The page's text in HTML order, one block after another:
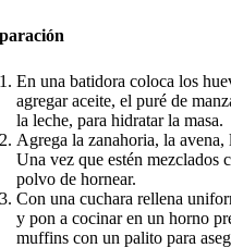
En una batidora coloca los
agregar aceite, el puré de
la leche, para hidratar la masa.
Agrega la zanahoria, la
Una vez que estén mezclados
polvo de hornear.
Con una cuchara rellena
y pon a cocinar en un horno
muffins con un palito para